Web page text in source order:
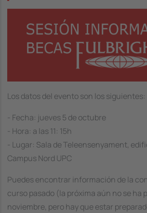
Los datos del evento son los siguientes:
- Fecha: jueves 5 de octubre
- Hora: a las 11: 15h
- Lugar: Sala de Teleensenyament,
Campus Nord UPC
Puedes encontrar información de la
curso pasado (la próxima aún no se ha
noviembre, pero hay que estar